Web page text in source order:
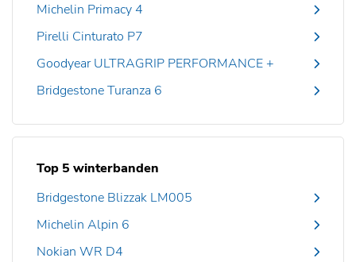
Michelin Primacy 4
Pirelli Cinturato P7
Goodyear ULTRAGRIP PERFORMANCE +
Bridgestone Turanza 6
Top 5 winterbanden
Bridgestone Blizzak LM005
Michelin Alpin 6
Nokian WR D4